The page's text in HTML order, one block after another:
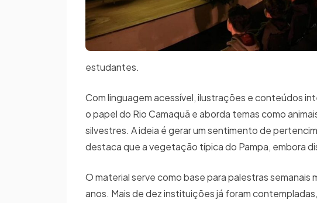
estudantes.
Com linguagem acessível, ilustrações e conteúdos
o papel do Rio Camaquã e aborda temas como
silvestres. A ideia é gerar um sentimento de
destaca que a vegetação típica do Pampa, embora
O material serve como base para palestras semanais
anos. Mais de dez instituições já foram